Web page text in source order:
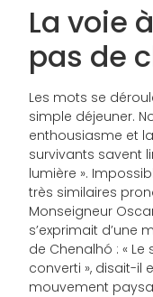
La voie
pas de
Les mots se
simple déjeuner.
enthousiasme et
survivants savent
lumière ».
très similaires
Monseigneur
s’exprimait d’une
de Chenalhó : « Le
converti », disait-il
mouvement